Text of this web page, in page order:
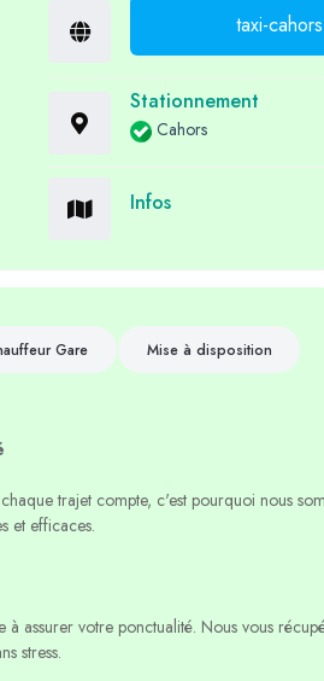
taxi-
Stationnement
Cahors
Infos
Gare Mise à disposition
trajet compte, c'est pourquoi nous
et efficaces.
assurer votre ponctualité. Nous vous
stress.